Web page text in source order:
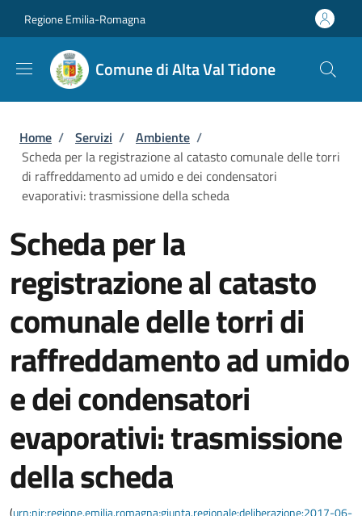
Regione Emilia-Romagna
Comune di Alta Val Tidone
Briciole di pane
Home / Servizi / Ambiente /
Scheda per la registrazione al catasto comunale delle torri
di raffreddamento ad umido e dei condensatori
evaporativi: trasmissione della scheda
Scheda per la
registrazione al catasto
comunale delle torri di
raffreddamento ad umido
e dei condensatori
evaporativi: trasmissione
della scheda
(urn:nir:regione.emilia.romagna;giunta.regionale:deliberazione:2017-06-